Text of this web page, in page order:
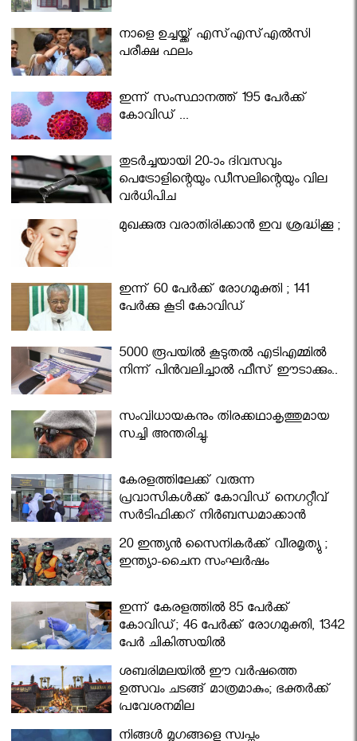
നാളെ ഉച്ചയ്ക്ക് എസ്എസ്എല്‍സി
പരീക്ഷ ഫലം
ഇന്ന് സംസ്ഥാനത്ത് 195 പേര്‍ക്ക്
കോവിഡ് ...
തുടർച്ചയായി 20-ാം ദിവസവും
പെട്രോളിന്റെയും ഡീസലിന്റെയും വില
വര്‍ധിപ്പിച്ചു
മുഖക്കുരു വരാതിരിക്കാന്‍ ഇവ ശ്രദ്ധിക്കൂ ;
ഇന്ന് 60 പേർക്ക് രോഗമുക്തി ; 141
പേര്‍ക്കു കൂടി കോവിഡ്
5000 രൂപയിൽ കൂടുതൽ എടിഎമ്മിൽ
നിന്ന് പിൻവലിച്ചാൽ ഫീസ് ഈടാക്കും..
സംവിധായകനും തിരക്കഥാകൃത്തുമായ
സച്ചി അന്തരിച്ചു.
കേരളത്തിലേക്ക് വരുന്ന
പ്രവാസികള്‍ക്ക് കോവിഡ് നെഗറ്റീവ്
സര്‍ട്ടിഫിക്കറ്റ് നിർബന്ധമാക്കാൻ
മന്ത്രിസഭ
20 ഇന്ത്യൻ സൈനികർക്ക് വീരമൃത്യു ;
ഇന്ത്യാ-ചൈന സംഘർഷം
ഇന്ന് കേരളത്തിൽ 85 പേർക്ക്
കോവിഡ്; 46 പേർക്ക് രോഗമുക്തി, 1342
പേർ ചികിത്സയിൽ
ശബരിമലയില്‍ ഈ വർഷത്തെ
ഉത്സവം ചടങ്ങ് മാത്രമാകും; ഭക്തർക്ക്
പ്രവേശനമില്ല